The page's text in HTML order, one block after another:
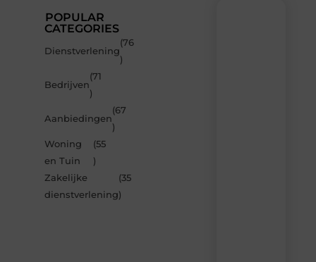
POPULAR
CATEGORIES
Dienstverlening
(76
)
Bedrijven
(71
)
Aanbiedingen
(67
)
Woning
en Tuin
(55
)
Zakelijke
dienstverlening
(35
)